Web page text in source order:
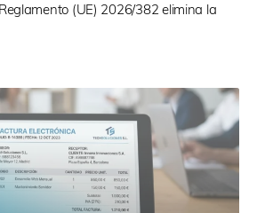
(UE) 2026/382 elimina la